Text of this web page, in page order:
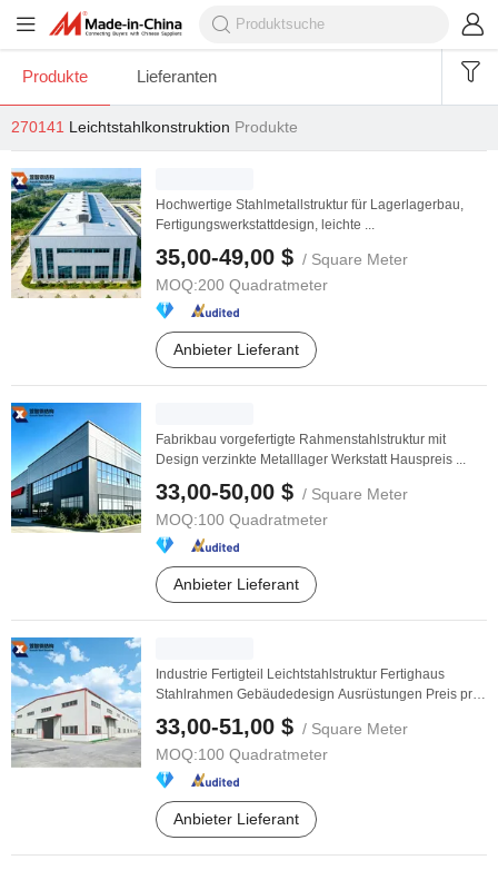
Produkte Lieferanten
270141 Leichtstahlkonstruktion Produkte
Hochwertige Stahlmetallstruktur für Lagerlagerbau,
Fertigungswerkstattdesign, leichte ...
35,00-49,00 $ / Square Meter
MOQ:200 Quadratmeter
Anbieter Lieferant
Fabrikbau vorgefertigte Rahmenstahlstruktur mit
Design verzinkte Metalllager Werkstatt Hauspreis ...
33,00-50,00 $ / Square Meter
MOQ:100 Quadratmeter
Anbieter Lieferant
Industrie Fertigteil Leichtstahlstruktur Fertighaus
Stahlrahmen Gebäudedesign Ausrüstungen Preis pro
33,00-51,00 $ / Square Meter
MOQ:100 Quadratmeter
Anbieter Lieferant